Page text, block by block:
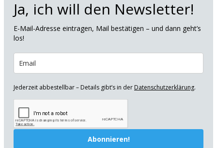
Ja, ich will den Newsletter!
E-Mail-Adresse eintragen, Mail bestätigen – und dann geht’s
los!
Jederzeit abbestellbar – Details gibt’s in der Datenschutzerklärung.
Abonnieren!